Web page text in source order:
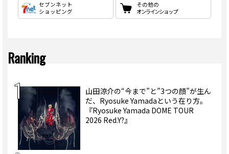
セブンネット
ショッピング
その他の
オンラインショップ
Ranking
山田涼介の“今まで”と”3つの顔”が生ん
だ、Ryosuke Yamadaという在り方。
『Ryosuke Yamada DOME TOUR
2026 Red.Y?』